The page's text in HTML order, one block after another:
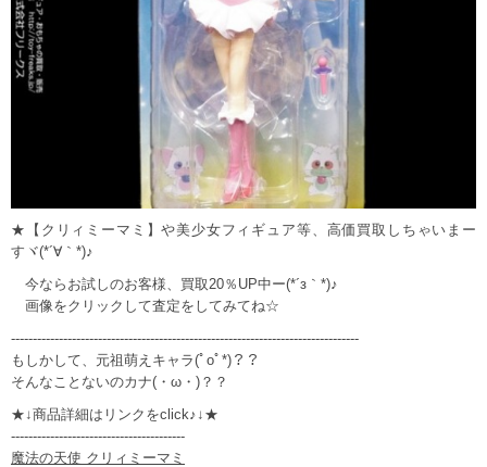
★【クリィミーマミ】や美少女フィギュア等、高価買取しちゃいまー
すヾ(*´∀｀*)♪
今ならお試しのお客様、買取20％UP中ー(*´з｀*)♪
画像をクリックして査定をしてみてね☆
--------------------------------------------------------------------------------
もしかして、元祖萌えキャラ(ﾟoﾟ*)？？
そんなことないのカナ(・ω・)？？
★↓商品詳細はリンクをclick♪↓★
----------------------------------------
魔法の天使 クリィミーマミ